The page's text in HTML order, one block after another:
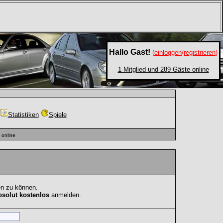
Hallo Gast! (einloggen/registrieren)
1 Mitglied und 289 Gäste online
Statistiken Spiele
zu können.
kostenlos anmelden.